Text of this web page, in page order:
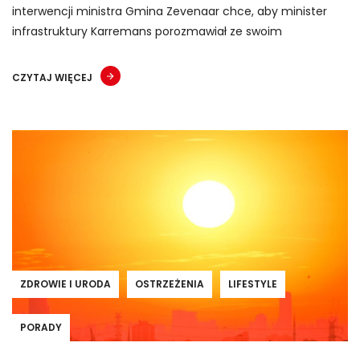
interwencji ministra Gmina Zevenaar chce, aby minister
infrastruktury Karremans porozmawiał ze swoim
CZYTAJ WIĘCEJ
ZDROWIE I URODA OSTRZEŻENIA LIFESTYLE
PORADY